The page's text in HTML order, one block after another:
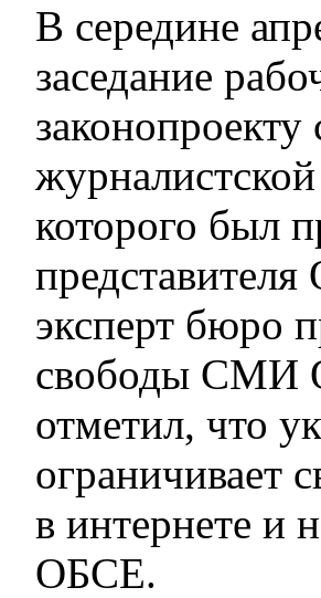
В середине
заседание
законопроекту
которого был
эксперт бюро
свободы СМИ
отметил, что
ограничивает
в интернете и
ОБСЕ.